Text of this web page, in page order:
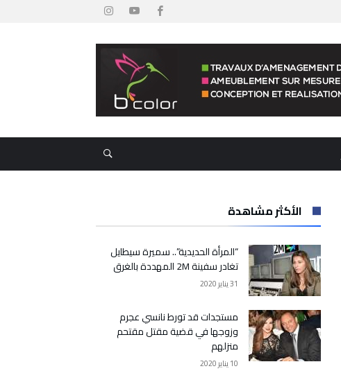
الأكثر مشاهدة
“المرأة الحديدية”.. سميرة سيطايل
تغادر سفينة 2M المهددة بالغرق
31 يناير 2020
مستجدات قد تورط نانسي عجرم
وزوجها في قضية مقتل مقتحم
منزلهم
10 يناير 2020